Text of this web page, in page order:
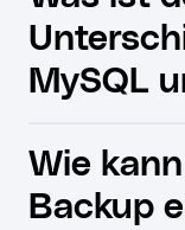
MySQL
Wie
Backup